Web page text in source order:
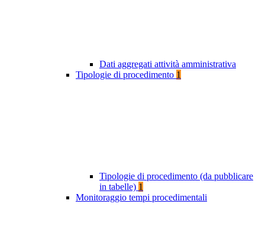
Dati aggregati attività amministrativa
Tipologie di procedimento 1
Tipologie di procedimento (da pubblicare
in tabelle) 1
Monitoraggio tempi procedimentali